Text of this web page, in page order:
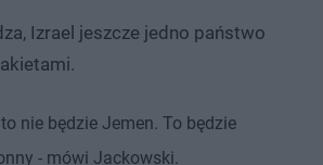
Izrael jeszcze jedno państwo
nie będzie Jemen. To będzie
- mówi Jackowski.